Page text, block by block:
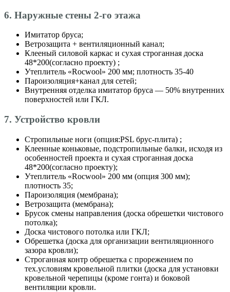
6. Наружные стены 2-го этажа
Имитатор бруса;
Ветрозащита + вентиляционный канал;
Клееный силовой каркас и сухая строганная доска
48*200(согласно проекту) ;
Утеплитель «Roсwool» 200 мм; плотность 35-40
Пароизоляция+канал для сетей;
Внутренняя отделка имитатор бруса — 50% внутренних
поверхностей или ГКЛ.
7. Устройство кровли
Стропильные ноги (опция:PSL брус-плита) ;
Клеенные коньковые, подстропильные балки, исходя из
особенностей проекта и сухая строганная доска
48*200(согласно проекту);
Утеплитель «Roсwool» 200 мм (опция 300 мм);
плотность 35;
Пароизоляция (мембрана);
Ветрозащита (мембрана);
Брусок смены направления (доска обрешетки чистового
потолка);
Доска чистового потолка или ГКЛ;
Обрешетка (доска для организации вентиляционного
зазора кровли);
Строганная контр обрешетка с прорежением по
тех.условиям кровельной плитки (доска для установки
кровельной черепицы (кроме гонта) и боковой
вентиляции кровли.